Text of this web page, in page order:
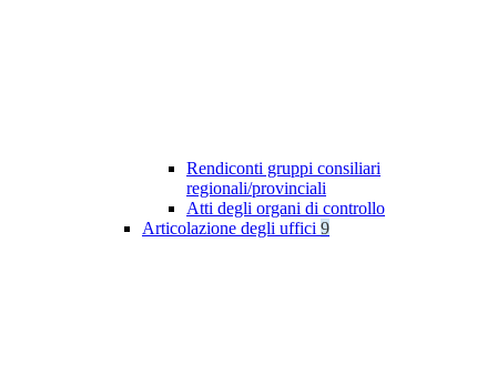
Rendiconti gruppi consiliari
regionali/provinciali
Atti degli organi di controllo
Articolazione degli uffici 9